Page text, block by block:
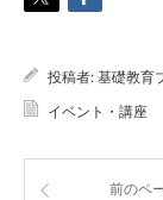
投稿者: 基礎教育
イベント・講座
前のペ